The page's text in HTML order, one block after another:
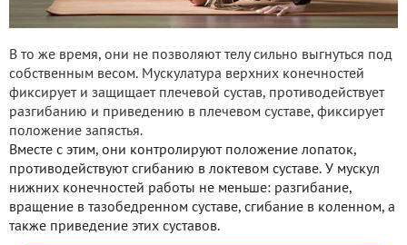
В то же время, они не позволяют телу сильно выгнуться под
собственным весом. Мускулатура верхних конечностей
фиксирует и защищает плечевой сустав, противодействует
разгибанию и приведению в плечевом суставе, фиксирует
положение запястья.
Вместе с этим, они контролируют положение лопаток,
противодействуют сгибанию в локтевом суставе. У мускул
нижних конечностей работы не меньше: разгибание,
вращение в тазобедренном суставе, сгибание в коленном, а
также приведение этих суставов.